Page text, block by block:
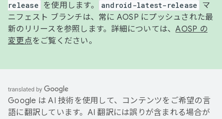
release
を使用します。 android-latest-release
マ
ニフェスト ブランチは、常に AOSP にプッシュされた最
新のリリースを参照します。詳細については、AOSP の
変更点をご覧ください。
Google は AI 技術を使用して、コンテンツをご希望の言
語に翻訳しています。AI 翻訳には誤りが含まれる場合が